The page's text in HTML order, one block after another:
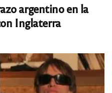
argentino en la
Inglaterra